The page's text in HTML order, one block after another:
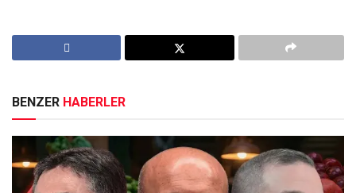
BENZER HABERLER